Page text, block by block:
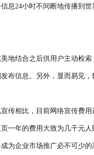
息24小时不间断地传播到
地结合之后供用户主动检
布信息。另外，显而易见
传相比，目前网络宣传费
一年的费用大致为几千元
为企业市场推广必不可少的